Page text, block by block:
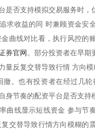
是否支持模拟交易服务时
求收益的同 时兼顾资金
曲线对比看，执行风控的
券官网。部分投资者在早
量反复交替导致行情 方向
。也有投资者在经过几
身节奏的配资平台是否支
曲线显示短线资金 参与节
交替导致行情方向模糊的